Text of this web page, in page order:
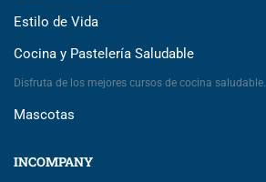
Estilo de Vida
Cocina y Pastelería Saludable
Disfruta de los mejores cursos de cocina saludable.
Mascotas
INCOMPANY